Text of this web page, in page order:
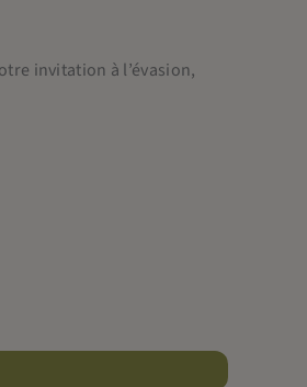
invitation à l’évasion,